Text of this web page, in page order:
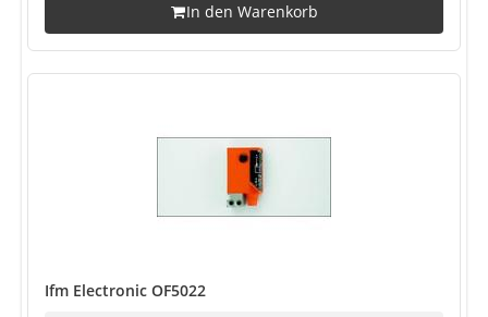
In den Warenkorb
Ifm Electronic OF5022